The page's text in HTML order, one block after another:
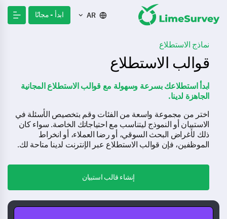
AR ابدأ - مجانًا
نماذج الاستطلاع
قوالب الاستطلاع
ابدأ استطلاعك بسرعة وسهولة مع قوالب الاستطلاع المجانية
الجاهزة لدينا.
اختر من مجموعة واسعة من الفئات وقم بتخصيص الأسئلة في
الاستبيان أو النموذج ليتناسب مع احتياجاتك الخاصة. سواء كان
ذلك لأغراض البحث السوقي، أو رضا العملاء، أو انخراط
الموظفين، فإن قوالب الاستطلاع عبر الإنترنت لدينا متاحة لك.
إنشاء قالب استبيان